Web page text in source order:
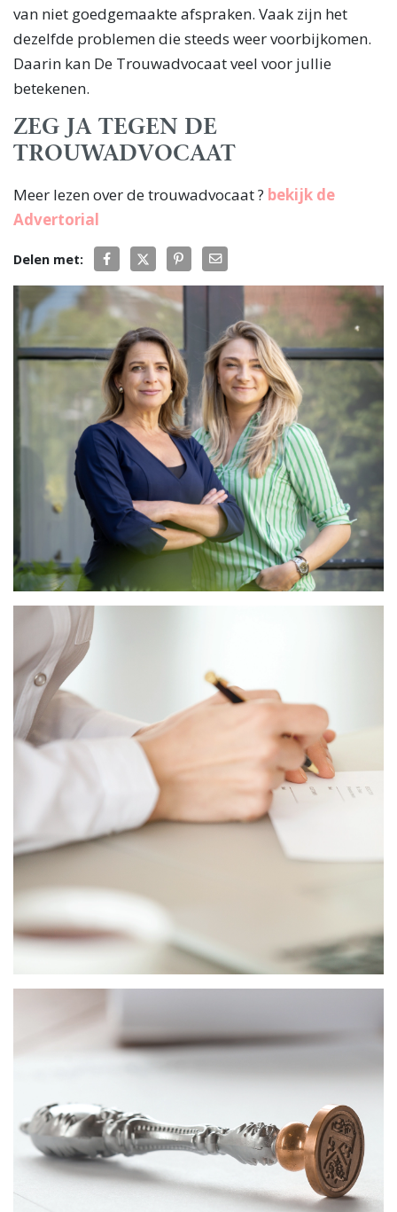
van niet goedgemaakte afspraken. Vaak zijn het
dezelfde problemen die steeds weer voorbijkomen.
Daarin kan De Trouwadvocaat veel voor jullie
betekenen.
ZEG JA TEGEN DE
TROUWADVOCAAT
Meer lezen over de trouwadvocaat ? bekijk de
Advertorial
Delen met: